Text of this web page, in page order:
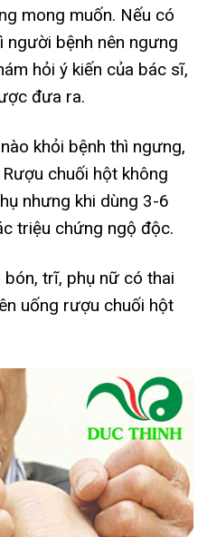
mong muốn. Nếu có
người bệnh nên ngưng
hỏi ý kiến của bác sĩ,
đưa ra.
khỏi bệnh thì ngưng,
chuối hột không
nhưng khi dùng 3-6
triệu chứng ngộ độc.
trĩ, phụ nữ có thai
uống rượu chuối hột